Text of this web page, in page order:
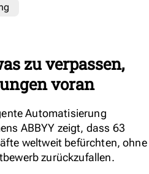
zu verpassen,
voran
Automatisierung
ABBYY zeigt, dass 63
weltweit befürchten, ohne
zurückzufallen.